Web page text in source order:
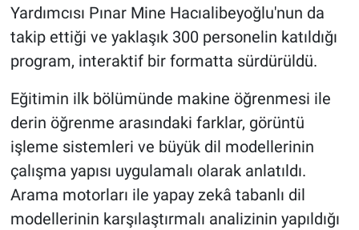
Yardımcısı Pınar Mine Hacıalibeyoğlu'nun da
takip ettiği ve yaklaşık 300 personelin katıldığı
program, interaktif bir formatta sürdürüldü.
Eğitimin ilk bölümünde makine öğrenmesi ile
derin öğrenme arasındaki farklar, görüntü
işleme sistemleri ve büyük dil modellerinin
çalışma yapısı uygulamalı olarak anlatıldı.
Arama motorları ile yapay zekâ tabanlı dil
modellerinin karşılaştırmalı analizinin yapıldığı